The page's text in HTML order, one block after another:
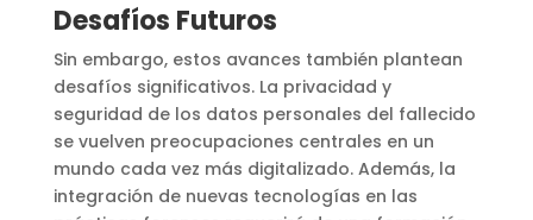
Desafíos Futuros
Sin embargo, estos avances también plantean
desafíos significativos. La privacidad y
seguridad de los datos personales del fallecido
se vuelven preocupaciones centrales en un
mundo cada vez más digitalizado. Además, la
integración de nuevas tecnologías en las